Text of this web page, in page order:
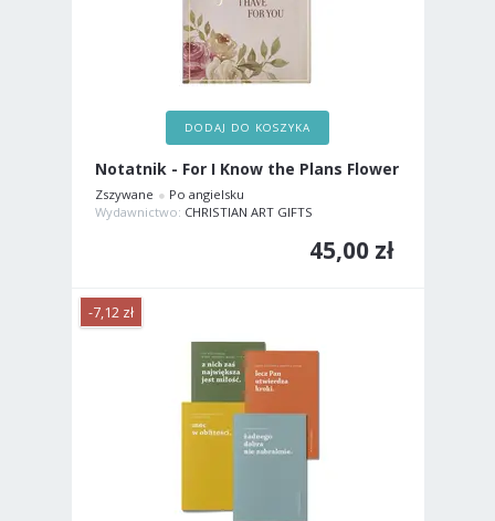
DODAJ DO KOSZYKA
Notatnik - For I Know the Plans Flower
Zszywane
Po angielsku
Wydawnictwo: CHRISTIAN ART GIFTS
45,00 zł
-7,12 zł